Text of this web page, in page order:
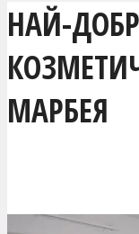
НАЙ-
МАРБЕЯ